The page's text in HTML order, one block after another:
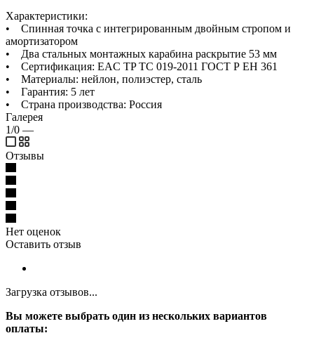
Характеристики:
• Спинная точка с интегрированным двойным стропом и
амортизатором
• Два стальных монтажных карабина раскрытие 53 мм
• Сертификация: EAC TP TC 019-2011 ГОСТ Р ЕН 361
• Материалы: нейлон, полиэстер, сталь
• Гарантия: 5 лет
• Страна производства: Россия
Галерея
1/0 —
Отзывы
Нет оценок
Оставить отзыв
Загрузка отзывов...
Вы можете выбрать один из нескольких вариантов
оплаты: